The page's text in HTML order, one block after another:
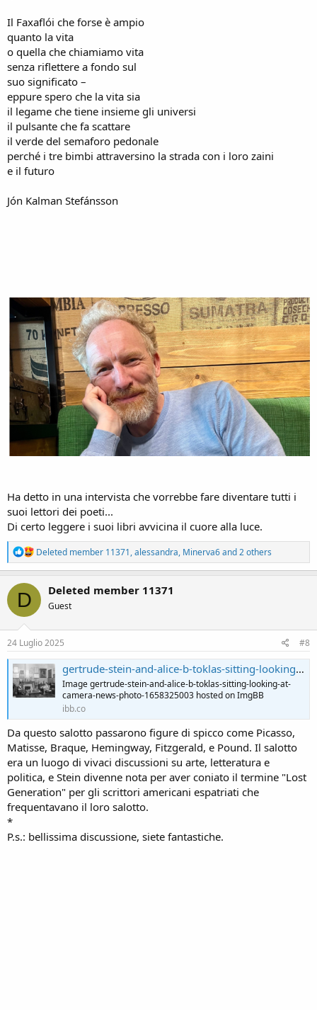
Il Faxaflói che forse è ampio
quanto la vita
o quella che chiamiamo vita
senza riflettere a fondo sul
suo significato –
eppure spero che la vita sia
il legame che tiene insieme gli universi
il pulsante che fa scattare
il verde del semaforo pedonale
perché i tre bimbi attraversino la strada con i loro zaini
e il futuro
Jón Kalman Stefánsson
Ha detto in una intervista che vorrebbe fare diventare tutti i
suoi lettori dei poeti...
Di certo leggere i suoi libri avvicina il cuore alla luce.
R
e
a
c
n
s
Deleted member 11371,alessandra, Minerva6and 2 others
D Deleted member 11371
Guest
24 Luglio 2025 #8
gertrude-stein-and-alice-b-toklas-sitting-looking-at-camera-news-photo-1658325003 hosted at ImgBB
Image gertrude-stein-and-alice-b-toklas-sitting-looking-at-
camera-news-photo-1658325003 hosted on ImgBB
ibb.co
Da questo salotto passarono figure di spicco come Picasso,
Matisse, Braque, Hemingway, Fitzgerald, e Pound. Il salotto
era un luogo di vivaci discussioni su arte, letteratura e
politica, e Stein divenne nota per aver coniato il termine "Lost
Generation" per gli scrittori americani espatriati che
frequentavano il loro salotto.
*
P.s.: bellissima discussione, siete fantastiche.